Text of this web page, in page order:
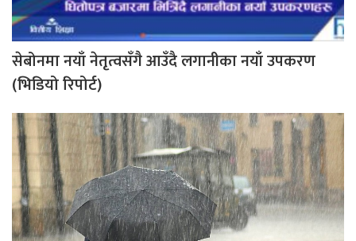
सेबोनमा नयाँ नेतृत्वसँगै आउँदै लगानीका नयाँ उपकरण
(भिडियो रिपोर्ट)